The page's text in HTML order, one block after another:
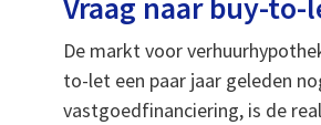
Vraag naar buy-
De markt voor
to-let een paar jaar geleden
vastgoedfinanciering, is de